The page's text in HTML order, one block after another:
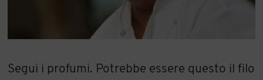
Segui i profumi. Potrebbe essere questo il filo